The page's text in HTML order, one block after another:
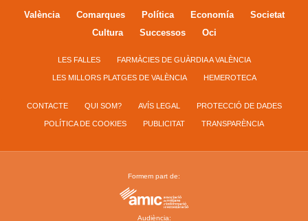
València Comarques Política Economía
Societat
Cultura
Successos Oci
LES FALLES FARMÀCIES DE GUÀRDIA A VALÈNCIA
LES MILLORS PLATGES DE VALÈNCIA HEMEROTECA
CONTACTE QUI SOM? AVÍS LEGAL PROTECCIÓ DE DADES
POLÍTICA DE COOKIES PUBLICITAT TRANSPARÈNCIA
Formem part de:
Audiència: